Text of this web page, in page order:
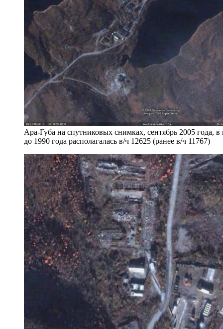
Ара-Губа на спутниковых снимках, сентябрь 2005 года,
до 1990 года располагалась в/ч 12625 (ранее в/ч 11767)